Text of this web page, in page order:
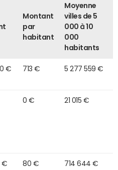
Montant
par
habitant
Moyenne
villes de 5
000 à 10
000
habitants
€ 713 € 5 277 559 €
0 € 21 015 €
€ 80 € 714 644 €